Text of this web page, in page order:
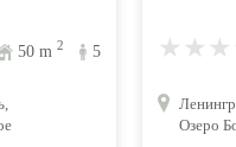
50m 2 5
Озеро